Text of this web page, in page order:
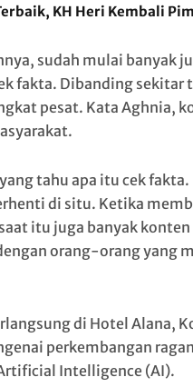
KH Heri Kembali
sudah mulai banyak
fakta. Dibanding sekitar
pesat. Kata Aghnia,
tahu apa itu cek
di situ. Ketika
itu juga banyak
orang-orang yang
di Hotel Alana,
perkembangan
Intelligence (AI).